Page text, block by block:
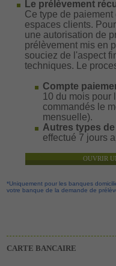
Le prélèvement
Ce type de
espaces clients.
une autorisation de
prélèvement mis en
souciez de l'aspect
techniques. Le
Compte
10 du mois pour
commandés le
mensuelle).
Autres types
effectué 7 jours
OUVRIR
*Uniquement pour les banques
votre banque de la demande de
CARTE BANCAIRE